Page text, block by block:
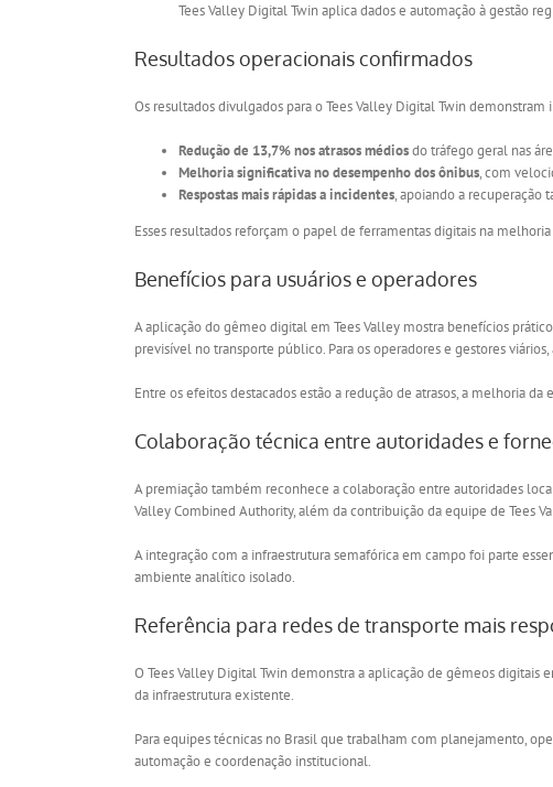
Tees Valley Digital Twin aplica dados e automação à gestão
Resultados operacionais confirmados
Os resultados divulgados para o Tees Valley Digital Twin
Redução de 13,7% nos atrasos médiosdo tráfego geral nas
Melhoria significativa no desempenho dos ônibus, com
Respostas mais rápidas a incidentes, apoiando a recuperação
Esses resultados reforçam o papel de ferramentas digitais na
Benefícios para usuários e operadores
A aplicação do gêmeo digital em Tees Valley mostra benefícios
previsível no transporte público. Para os operadores e gestores
Entre os efeitos destacados estão a redução de atrasos, a melhoria
Colaboração técnica entre autoridades e
A premiação também reconhece a colaboração entre autoridades
Valley Combined Authority, além da contribuição da equipe de Tees
A integração com a infraestrutura semafórica em campo foi parte
ambiente analítico isolado.
Referência para redes de transporte mais
O Tees Valley Digital Twin demonstra a aplicação de gêmeos
da infraestrutura existente.
Para equipes técnicas no Brasil que trabalham com planejamento,
automação e coordenação institucional.